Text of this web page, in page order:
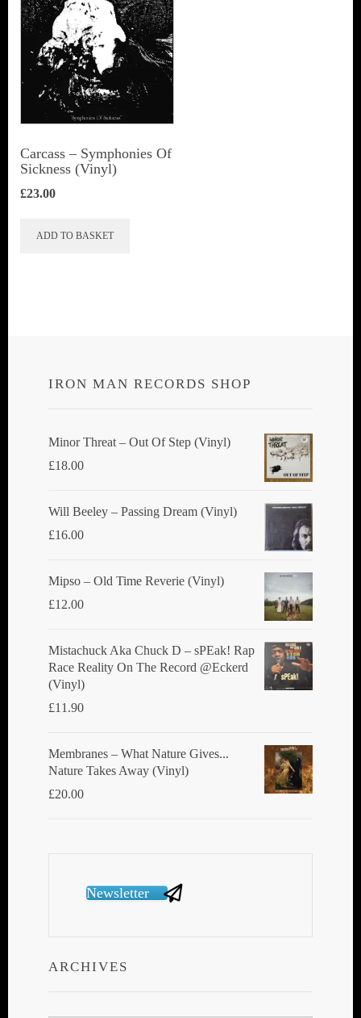
Carcass – Symphonies Of
Sickness (Vinyl)
£23.00
ADD TO BASKET
IRON MAN RECORDS SHOP
Minor Threat ‎– Out Of Step (Vinyl)
£18.00
Will Beeley ‎– Passing Dream (Vinyl)
£16.00
Mipso ‎– Old Time Reverie (Vinyl)
£12.00
Mistachuck Aka Chuck D ‎– sPEak! Rap
Race Reality On The Record @Eckerd
(Vinyl)
£11.90
Membranes ‎– What Nature Gives...
Nature Takes Away (Vinyl)
£20.00
Newsletter
ARCHIVES